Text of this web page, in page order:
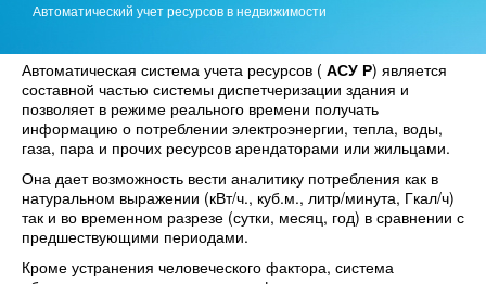
Автоматический учет ресурсов в недвижимости
Автоматическая система учета ресурсов ( АСУ Р) является
составной частью системы диспетчеризации здания и
позволяет в режиме реального времени получать
информацию о потреблении электроэнергии, тепла, воды,
газа, пара и прочих ресурсов арендаторами или жильцами.
Она дает возможность вести аналитику потребления как в
натуральном выражении (кВт/ч., куб.м., литр/минута, Гкал/ч)
так и во временном разрезе (сутки, месяц, год) в сравнении с
предшествующими периодами.
Кроме устранения человеческого фактора, система